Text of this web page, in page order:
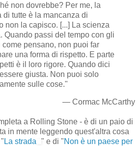
non dovrebbe? Per me, la
di tutte è la mancanza di
non la capisco. [...] La scienza
Quando passi del tempo con gli
pensano, non puoi far
una forma di rispetto. E parte
è il loro rigore. Quando dici
giusta. Non puoi solo
sulle cose."
— Cormac McCarthy
a Rolling Stone - è di un paio di
in mente leggendo quest'altra cosa
La strada " e di "Non è un paese per